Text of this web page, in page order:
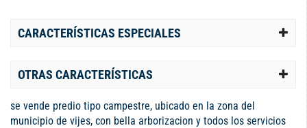
CARACTERÍSTICAS ESPECIALES
OTRAS CARACTERÍSTICAS
se vende predio tipo campestre, ubicado en la zona del
municipio de vijes, con bella arborizacion y todos los servicios